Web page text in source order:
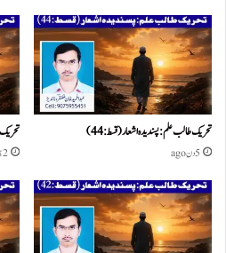
تحریک طالب علم: پسندیدہ اشعار (قسط:44)
5 دن ago
تحریک
2 ہفتے ago